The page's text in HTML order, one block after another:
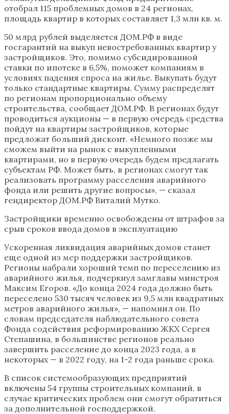
отобрал 115 проблемных домов в 24 регионах,
площадь квартир в которых составляет 1,3 млн кв. м.
50 млрд рублей выделяется ДОМ.РФ в виде
госгарантий на выкуп невостребованных квартир у
застройщиков. Это, помимо субсидированной
ставки по ипотеке в 6,5%, поможет компаниям в
условиях падения спроса на жилье. Выкупать будут
только стандартные квартиры. Сумму распределят
по регионам пропорционально объему
строительства, сообщает ДОМ.РФ. В регионах будут
проводиться аукционы — в первую очередь средства
пойдут на квартиры застройщиков, которые
предложат больший дисконт. «Немного позже мы
сможем выйти на рынок с выкупленными
квартирами, но в первую очередь будем предлагать
субъектам РФ. Может быть, в регионах смогут так
реализовать программу расселения аварийного
фонда или решить другие вопросы», — сказал
гендиректор ДОМ.РФ Виталий Мутко.
Застройщики временно освобождены от штрафов за
срыв сроков ввода домов в эксплуатацию
Ускоренная ликвидация аварийных домов станет
еще одной из мер поддержки застройщиков.
Регионы набрали хороший темп по переселению из
аварийного жилья, подчеркнул замглавы минстроя
Максим Егоров. «До конца 2024 года должно быть
переселено 530 тысяч человек из 9,5 млн квадратных
метров аварийного жилья», — напомнил он. По
словам председателя наблюдательного совета
Фонда содействия реформированию ЖКХ Сергея
Степашина, в большинстве регионов реально
завершить расселение до конца 2023 года, а в
некоторых — в 2022 году, на 1-2 года раньше срока.
В список системообразующих предприятий
включены 54 группы строительных компаний, в
случае критических проблем они смогут обратиться
за дополнительной господдержкой.